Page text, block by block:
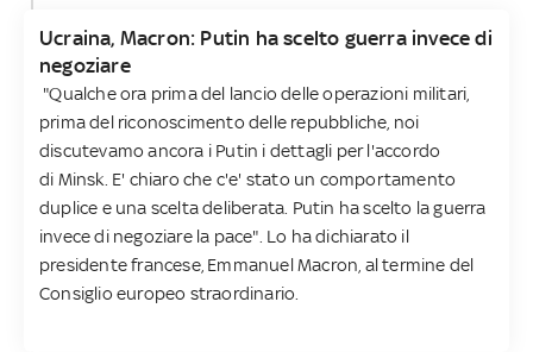
Ucraina, Macron: Putin ha scelto guerra invece di
negoziare
"Qualche ora prima del lancio delle operazioni militari,
prima del riconoscimento delle repubbliche, noi
discutevamo ancora i Putin i dettagli per l'accordo
di Minsk. E' chiaro che c'e' stato un comportamento
duplice e una scelta deliberata. Putin ha scelto la guerra
invece di negoziare la pace". Lo ha dichiarato il
presidente francese, Emmanuel Macron, al termine del
Consiglio europeo straordinario.